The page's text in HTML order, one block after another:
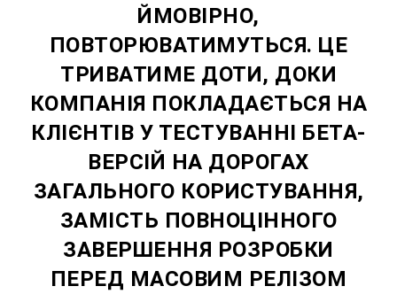
ЙМОВІРНО,
ПОВТОРЮВАТИМУТЬСЯ. ЦЕ
ТРИВАТИМЕ ДОТИ, ДОКИ
КОМПАНІЯ ПОКЛАДАЄТЬСЯ НА
КЛІЄНТІВ У ТЕСТУВАННІ БЕТА-
ВЕРСІЙ НА ДОРОГАХ
ЗАГАЛЬНОГО КОРИСТУВАННЯ,
ЗАМІСТЬ ПОВНОЦІННОГО
ЗАВЕРШЕННЯ РОЗРОБКИ
ПЕРЕД МАСОВИМ РЕЛІЗОМ